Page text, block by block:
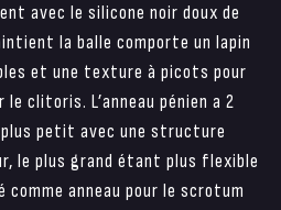
avec le silicone noir doux de
la balle comporte un lapin
et une texture à picots pour
clitoris. L’anneau pénien a 2
petit avec une structure
le plus grand étant plus flexible
anneau pour le scrotum